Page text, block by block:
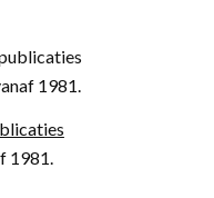
1981.